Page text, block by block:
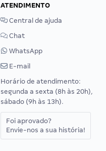
ATENDIMENTO
Central de ajuda
Chat
WhatsApp
E-mail
Horário de atendimento:
segunda a sexta (8h às 20h),
sábado (9h às 13h).
Foi aprovado?
Envie-nos a sua história!